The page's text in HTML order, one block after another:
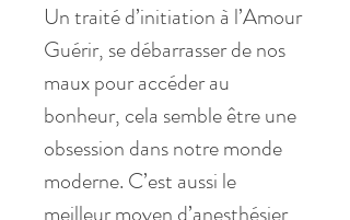
Un traité d’initiation à l’Amour
Guérir, se débarrasser de nos
maux pour accéder au
bonheur, cela semble être une
obsession dans notre monde
moderne. C’est aussi le